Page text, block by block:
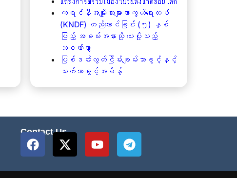
ကရင်နီအမျိုးသားများကာကွယ်ရေးတပ်
(KNDF) တည်ထောင်ခြင်း (၅) နှစ်
ပြည့် အခမ်းအနားသို့ ပေးပို့သည့်
သဝဏ်လွှာ
ပြစ်ဒဏ်လွတ်ငြိမ်းချမ်းသာခွင့်နှင့်
သက်သာခွင့်အမိန့်
Contact Us